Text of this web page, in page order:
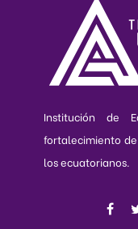
Institución de
fortalecimiento
los ecuatorianos.